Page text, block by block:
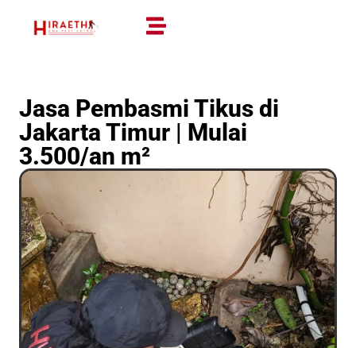
Jasa Pembasmi Tikus di
Jakarta Timur | Mulai
3.500/an m²